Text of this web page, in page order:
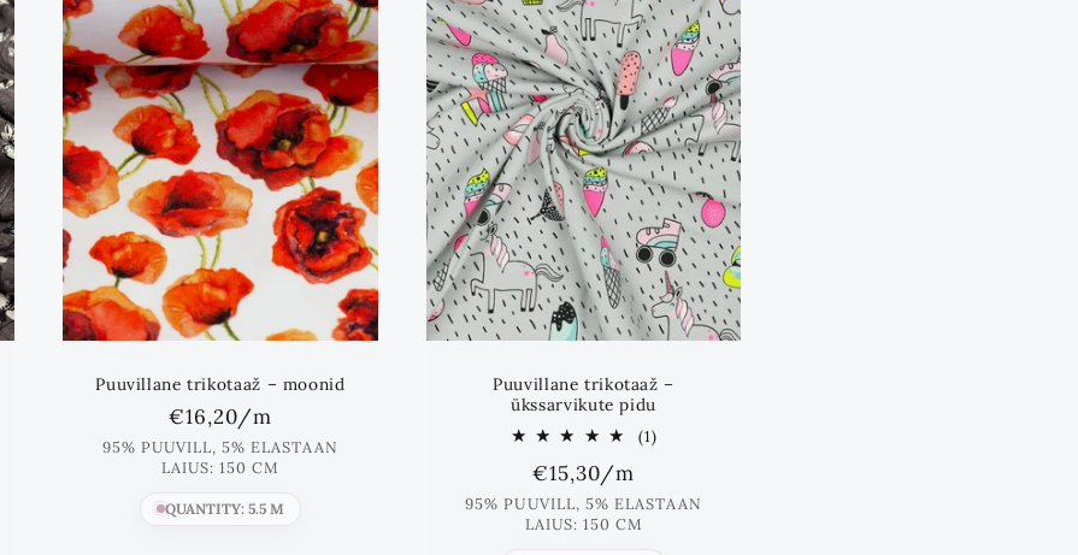
Puuvillane trikotaaž – moonid
Standards
hind
€16,20/m
95% PUUVILL, 5% ELASTAAN
LAIUS: 150 CM
QUANTITY: 5.5 M
Puuvillane trikotaaž –
ükssarvikute pidu
(1)1
Standards
hind
€15,30/m
95% PUUVILL, 5% ELASTAAN
LAIUS: 150 CM